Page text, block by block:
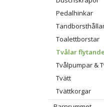
Pedalhinkar
Toalettborstar
Tvålar flytande
Tvålpumpar &
Tvätt
Tvättkorgar